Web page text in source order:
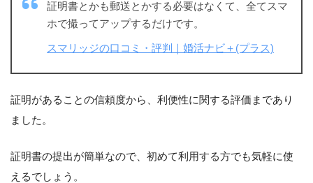
証明書とかも郵送とかする必要はなくて、全てスマ
ホで撮ってアップするだけです。
スマリッジの口コミ・評判｜婚活ナビ＋(プラス)
証明があることの信頼度から、利便性に関する評価まであり
ました。
証明書の提出が簡単なので、初めて利用する方でも気軽に使
えるでしょう。